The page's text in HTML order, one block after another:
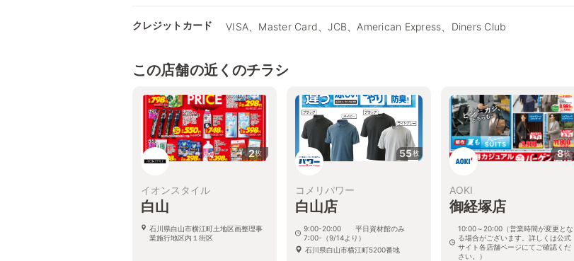
クレジットカード VISA、Master Card、JCB、American Express、Diners Club
この店舗の近くのチラシ
2枚
イオンスタイル
白山
石川県白山市横江町土地区画整理事
業施行地区内１街区
55枚
コメリパワー
白山店
9:00-20:00 平日資材館のみ
7:00-（9/14より）
石川県白山市横江町5200番地
8枚
AOKI
御経塚店
10:00～20:00（営業時間が変更とな
る場合がございます。詳しくは公式
サイト各店舗ページにてご確認くだ
さい。）